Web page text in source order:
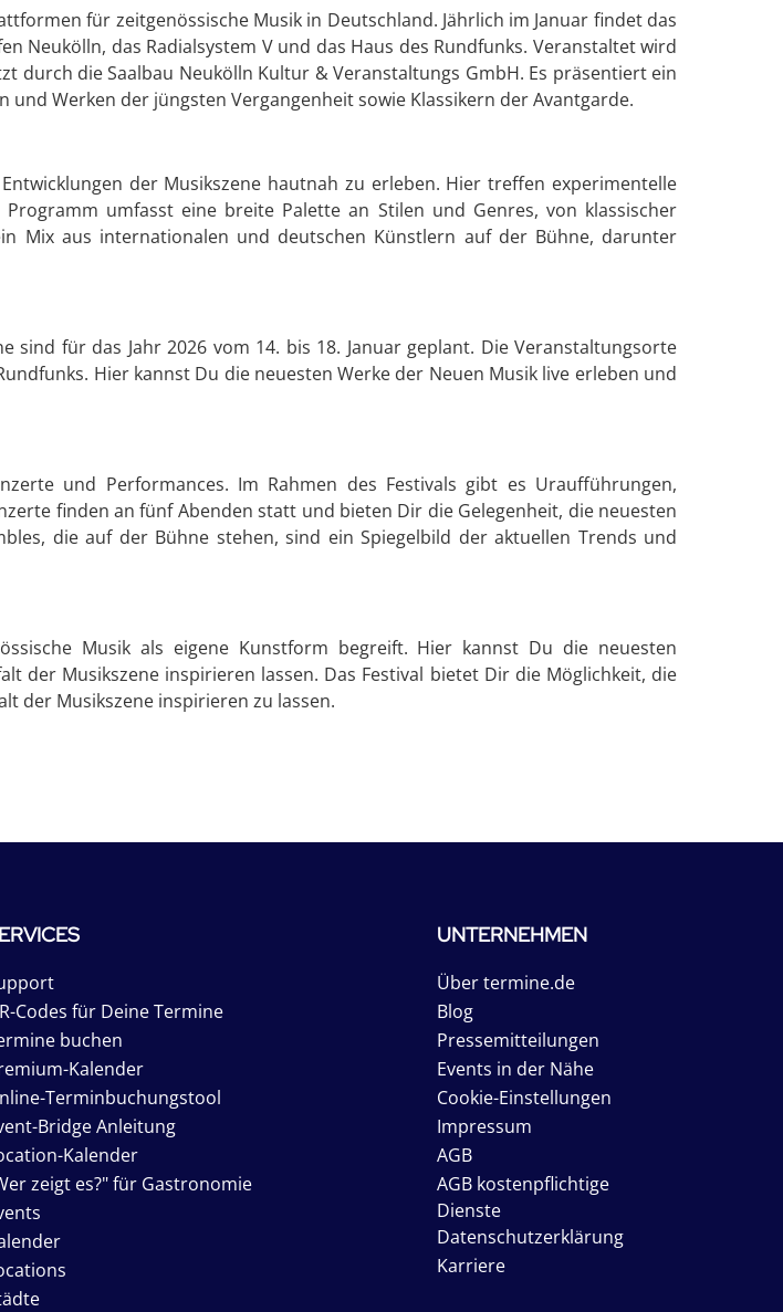
für zeitgenössische Musik in Deutschland. Jährlich im Januar findet das
Neukölln, das Radialsystem V und das Haus des Rundfunks. Veranstaltet wird
die Saalbau Neukölln Kultur & Veranstaltungs GmbH. Es präsentiert ein
Werken der jüngsten Vergangenheit sowie Klassikern der Avantgarde.
der Musikszene hautnah zu erleben. Hier treffen experimentelle
umfasst eine breite Palette an Stilen und Genres, von klassischer
Mix aus internationalen und deutschen Künstlern auf der Bühne, darunter
für das Jahr 2026 vom 14. bis 18. Januar geplant. Die Veranstaltungsorte
Hier kannst Du die neuesten Werke der Neuen Musik live erleben und
und Performances. Im Rahmen des Festivals gibt es Uraufführungen,
finden an fünf Abenden statt und bieten Dir die Gelegenheit, die neuesten
die auf der Bühne stehen, sind ein Spiegelbild der aktuellen Trends und
Musik als eigene Kunstform begreift. Hier kannst Du die neuesten
der Musikszene inspirieren lassen. Das Festival bietet Dir die Möglichkeit, die
der Musikszene inspirieren zu lassen.
Codes für Deine Termine
buchen
Kalender
Terminbuchungstool
Bridge Anleitung
Kalender
zeigt es?" für Gastronomie
UNTERNEHMEN
Über termine.de
Blog
Pressemitteilungen
Events in der Nähe
Cookie-Einstellungen
Impressum
AGB
AGB kostenpflichtige
Dienste
Datenschutzerklärung
Karriere